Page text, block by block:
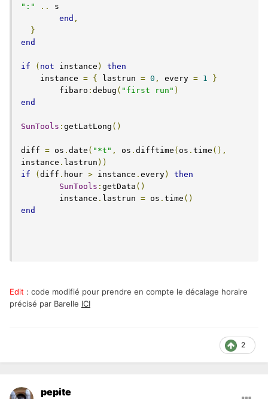
":"
..
s
end ,
}
end
if ( not instance )
then
    instance
= { lastrun = 0 , every = 1
}
  	fibaro
: debug ( "first run" )
end
SunTools : getLatLong ()
diff = os . date ( "*t" , os . difftime ( os . time (),
instance . lastrun ))
if
( diff . hour > instance . every)
then
SunTools : getData ()
  	instance
. lastrun = os . time ()
end
Edit : code modifié pour prendre en compte le décalage horaire
précisé par Barelle ICI
2
pepite